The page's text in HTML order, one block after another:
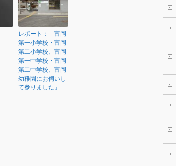
レポート：「富岡
第一小学校・富岡
第二小学校、富岡
第一中学校・富岡
第二中学校、富岡
幼稚園にお伺いし
て参りました」